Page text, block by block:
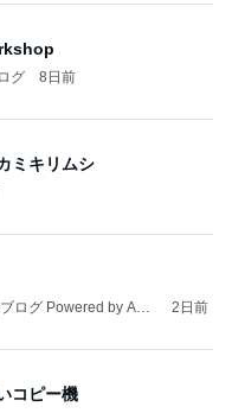
グ 8日前
ミキリムシ
ログ Powered by Ame
2日前
コピー機